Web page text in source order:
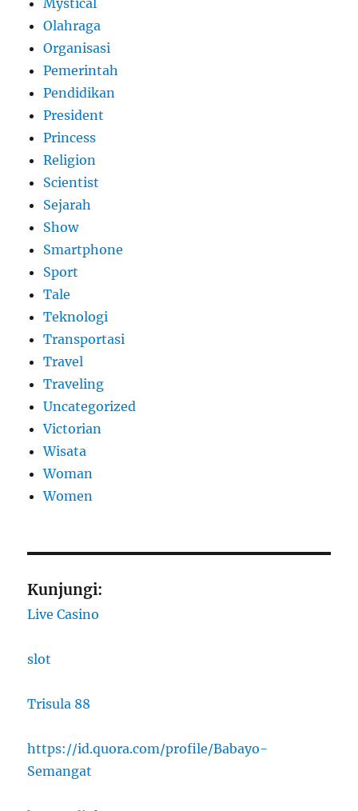
Olahraga
Organisasi
Pemerintah
Pendidikan
President
Princess
Religion
Scientist
Sejarah
Show
Smartphone
Sport
Tale
Teknologi
Transportasi
Travel
Traveling
Uncategorized
Victorian
Wisata
Woman
Women
Kunjungi:
Live Casino
slot
Trisula 88
https://id.quora.com/profile/Babayo-
Semangat